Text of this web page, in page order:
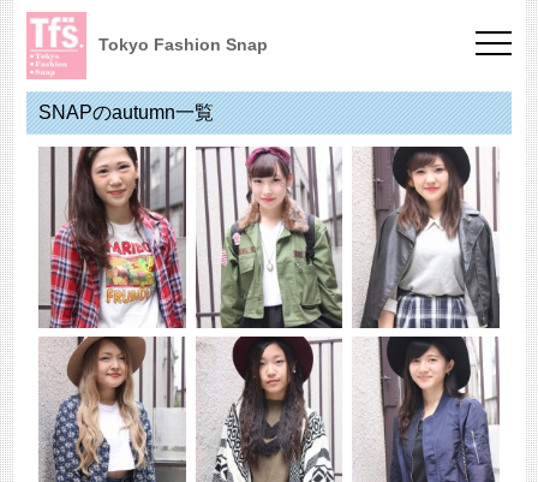
Tokyo Fashion Snap
SNAPのautumn一覧